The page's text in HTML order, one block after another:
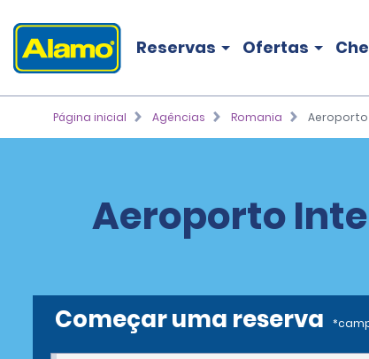
Reservas Ofertas
Página inicial Agências Romania Aeroporto
Aeroporto
Começar uma reserva